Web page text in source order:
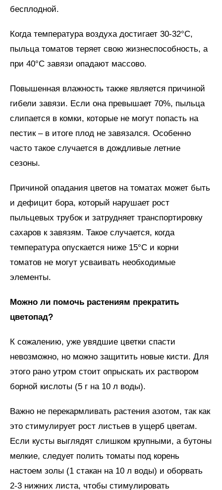
бесплодной.
Когда температура воздуха достигает 30-32°C,
пыльца томатов теряет свою жизнеспособность, а
при 40°C завязи опадают массово.
Повышенная влажность также является причиной
гибели завязи. Если она превышает 70%, пыльца
слипается в комки, которые не могут попасть на
пестик – в итоге плод не завязался. Особенно
часто такое случается в дождливые летние
сезоны.
Причиной опадания цветов на томатах может быть
и дефицит бора, который нарушает рост
пыльцевых трубок и затрудняет транспортировку
сахаров к завязям. Такое случается, когда
температура опускается ниже 15°C и корни
томатов не могут усваивать необходимые
элементы.
Можно ли помочь растениям прекратить
цветопад?
К сожалению, уже увядшие цветки спасти
невозможно, но можно защитить новые кисти. Для
этого рано утром стоит опрыскать их раствором
борной кислоты (5 г на 10 л воды).
Важно не перекармливать растения азотом, так как
это стимулирует рост листьев в ущерб цветам.
Если кусты выглядят слишком крупными, а бутоны
мелкие, следует полить томаты под корень
настоем золы (1 стакан на 10 л воды) и оборвать
2-3 нижних листа, чтобы стимулировать